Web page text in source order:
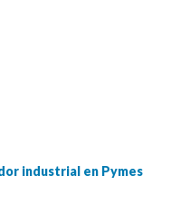
industrial en Pymes